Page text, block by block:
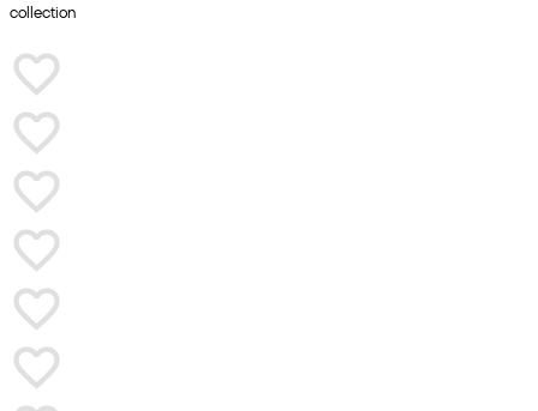
collection